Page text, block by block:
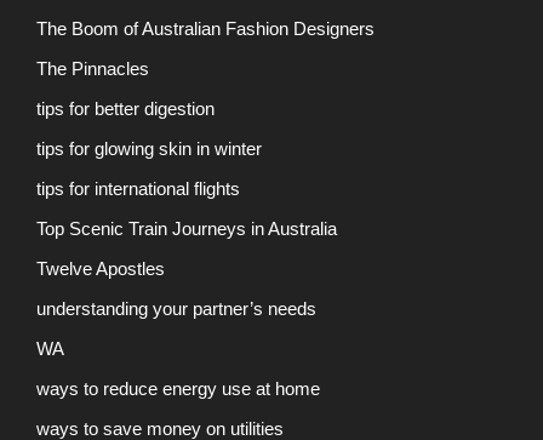
The Boom of Australian Fashion Designers
The Pinnacles
tips for better digestion
tips for glowing skin in winter
tips for international flights
Top Scenic Train Journeys in Australia
Twelve Apostles
understanding your partner’s needs
WA
ways to reduce energy use at home
ways to save money on utilities